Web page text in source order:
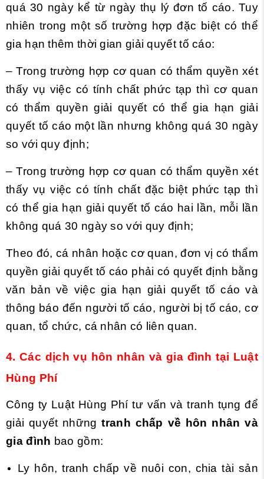
quá 30 ngày kể từ ngày thụ lý đơn tố cáo. Tuy
nhiên trong một số trường hợp đặc biệt có thể
gia hạn thêm thời gian giải quyết tố cáo:
– Trong trường hợp cơ quan có thẩm quyền xét
thấy vụ việc có tính chất phức tạp thì cơ quan
có thẩm quyền giải quyết có thể gia hạn giải
quyết tố cáo một lần nhưng không quá 30 ngày
so với quy định;
– Trong trường hợp cơ quan có thẩm quyền xét
thấy vụ việc có tính chất đặc biệt phức tạp thì
có thể gia hạn giải quyết tố cáo hai lần, mỗi lần
không quá 30 ngày so với quy định;
Theo đó, cá nhân hoặc cơ quan, đơn vị có thẩm
quyền giải quyết tố cáo phải có quyết định bằng
văn bản về việc gia hạn giải quyết tố cáo và
thông báo đến người tố cáo, người bị tố cáo, cơ
quan, tổ chức, cá nhân có liên quan.
4. Các dịch vụ hôn nhân và gia đình tại Luật
Hùng Phí
Công ty Luật Hùng Phí tư vấn và tranh tụng để
giải quyết nhữngtranh chấp về hôn nhân và
gia đình bao gồm:
Ly hôn, tranh chấp về nuôi con, chia tài sản